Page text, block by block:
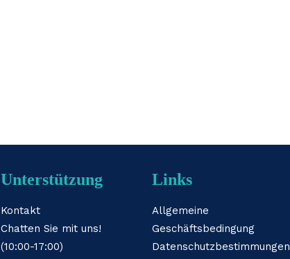
Unterstützung
Kontakt
Chatten Sie mit uns!
(10:00-17:00)
Links
Allgemeine
Geschäftsbedingung
Datenschutzbestimmungen